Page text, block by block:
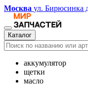
Москва ул. Бирюсинка
Каталог
аккумулятор
щетки
масло